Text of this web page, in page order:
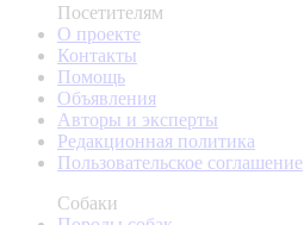
Посетителям
О проекте
Контакты
Помощь
Объявления
Авторы и эксперты
Редакционная политика
Пользовательское соглашение
Собаки